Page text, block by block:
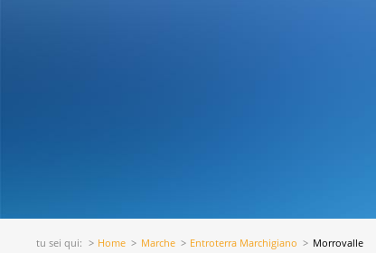
tu sei qui: Home Marche Entroterra Marchigiano Morrovalle